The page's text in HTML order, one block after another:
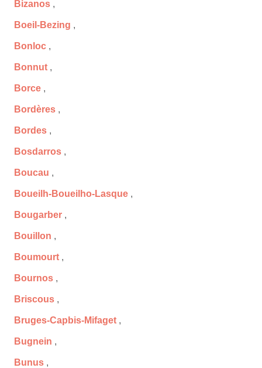
Bizanos ,
Boeil-Bezing ,
Bonloc ,
Bonnut ,
Borce ,
Bordères ,
Bordes ,
Bosdarros ,
Boucau ,
Boueilh-Boueilho-Lasque ,
Bougarber ,
Bouillon ,
Boumourt ,
Bournos ,
Briscous ,
Bruges-Capbis-Mifaget ,
Bugnein ,
Bunus ,